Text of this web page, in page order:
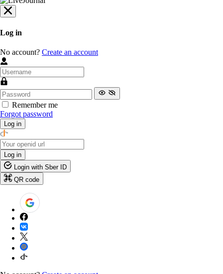
Log in
No account? Create an account
Remember me
Forgot password
Log in
Log in
Login with Sber ID
QR code